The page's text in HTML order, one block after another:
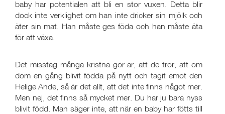
baby har potentialen att bli en stor vuxen. Detta blir
dock inte verklighet om han inte dricker sin mjölk och
äter sin mat. Han måste ges föda och han måste äta
för att växa.
Det misstag många kristna gör är, att de tror, att om
dom en gång blivit födda på nytt och tagit emot den
Helige Ande, så är det allt, att det inte finns något mer.
Men nej, det finns så mycket mer. Du har ju bara nyss
blivit född. Man säger inte, att när en baby har fötts till